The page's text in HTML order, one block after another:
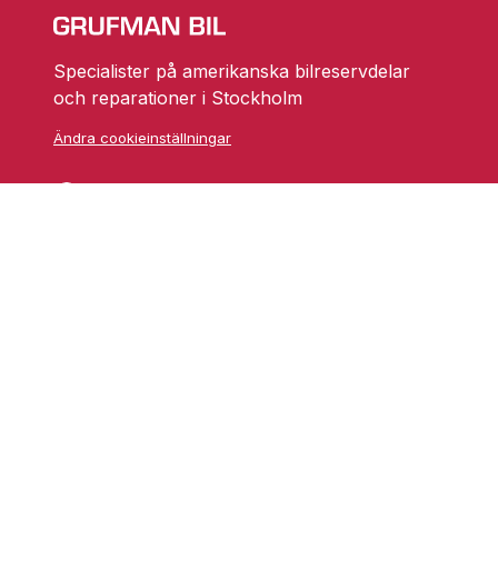
Specialister på amerikanska bilreservdelar
och reparationer i Stockholm
Ändra cookieinställningar